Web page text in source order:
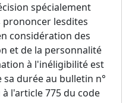
spécialement
prononcer lesdites
considération des
et de la personnalité
à l'inéligibilité est
durée au bulletin n°
l'article 775 du code